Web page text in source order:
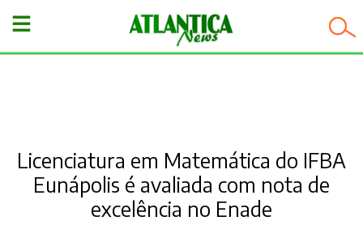
−
Licenciatura em Matemática do IFBA
Eunápolis é avaliada com nota de
excelência no Enade